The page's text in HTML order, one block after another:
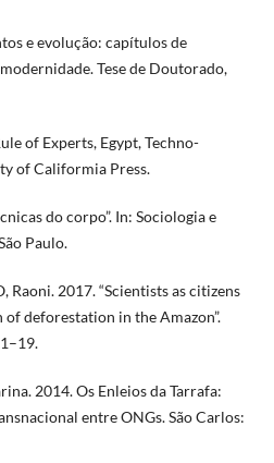
e evolução: capítulos de
Tese de Doutorado,
of Experts, Egypt, Techno-
of Califormia Press.
do corpo”. In: Sociologia e
Paulo.
Raoni. 2017. “Scientists as citizens
deforestation in the Amazon”.
2014. Os Enleios da Tarrafa:
entre ONGs. São Carlos: